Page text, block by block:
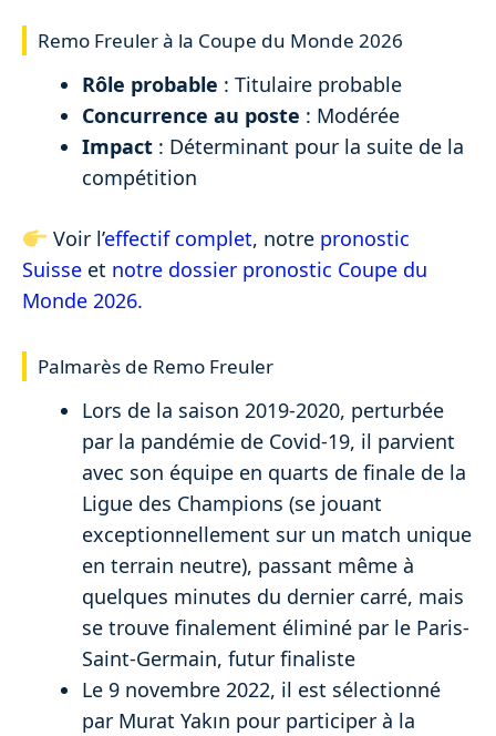
Remo Freuler à la Coupe du Monde 2026
Rôle probable : Titulaire probable
Concurrence au poste : Modérée
Impact : Déterminant pour la suite de la
compétition
Voir l’effectif complet, notre pronostic
Suisse et notre dossier pronostic Coupe du
Monde 2026.
Palmarès de Remo Freuler
Lors de la saison 2019-2020, perturbée
par la pandémie de Covid-19, il parvient
avec son équipe en quarts de finale de la
Ligue des Champions (se jouant
exceptionnellement sur un match unique
en terrain neutre), passant même à
quelques minutes du dernier carré, mais
se trouve finalement éliminé par le Paris-
Saint-Germain, futur finaliste
Le 9 novembre 2022, il est sélectionné
par Murat Yakın pour participer à la